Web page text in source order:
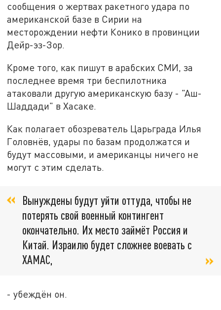
сообщения о жертвах ракетного удара по
американской базе в Сирии на
месторождении нефти Конико в провинции
Дейр-эз-Зор.
Кроме того, как пишут в арабских СМИ, за
последнее время три беспилотника
атаковали другую американскую базу - "Аш-
Шаддади" в Хасаке.
Как полагает обозреватель Царьграда Илья
Головнёв, удары по базам продолжатся и
будут массовыми, и американцы ничего не
могут с этим сделать.
Вынуждены будут уйти оттуда, чтобы не
потерять свой военный контингент
окончательно. Их место займёт Россия и
Китай. Израилю будет сложнее воевать с
ХАМАС,
- убеждён он.